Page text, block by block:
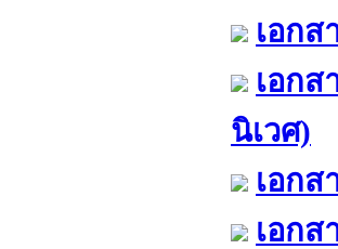
เอกส
เอก
นิเวศ)
เอก
เอก